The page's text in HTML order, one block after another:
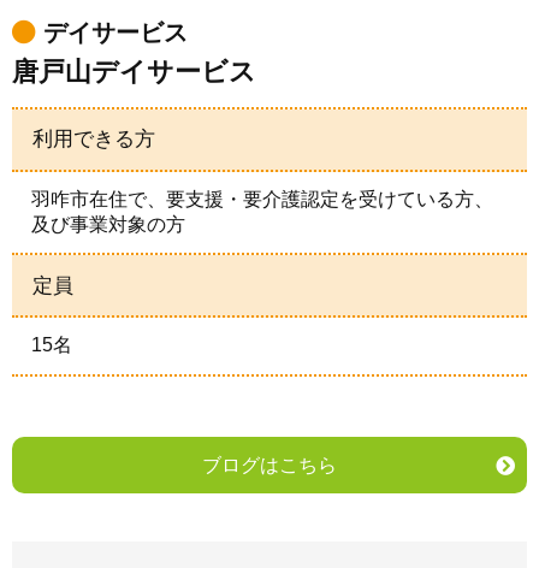
デイサービス
唐戸山デイサービス
利用できる方
羽咋市在住で、要支援・要介護認定を受けている方、
及び事業対象の方
定員
15名
ブログはこちら